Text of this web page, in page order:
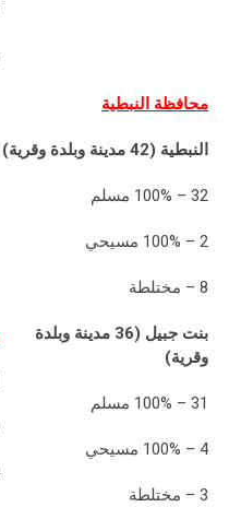
محافظة النبطية
النبطية (42 مدينة وبلدة وقرية)
32 – 100% مسلم
2 – 100% مسيحي
8 – مختلطة
بنت جبيل (36 مدينة وبلدة
وقرية)
31 – 100% مسلم
4 – 100% مسيحي
3 – مختلطة